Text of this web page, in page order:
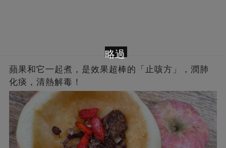
蘋果和它一起煮，是效果超棒的「止咳方」，潤肺
化痰，清熱解毒！
略過